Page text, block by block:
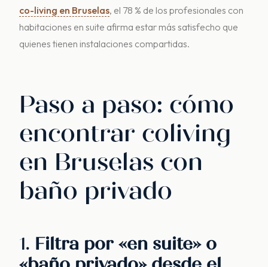
co-living en Bruselas, el 78 % de los profesionales con
habitaciones en suite afirma estar más satisfecho que
quienes tienen instalaciones compartidas.
Paso a paso: cómo
encontrar coliving
en Bruselas con
baño privado
1. Filtra por «en suite» o